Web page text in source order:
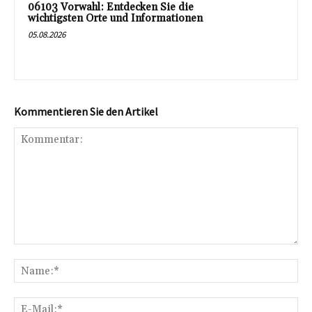
06103 Vorwahl: Entdecken Sie die
wichtigsten Orte und Informationen
05.08.2026
Kommentieren Sie den Artikel